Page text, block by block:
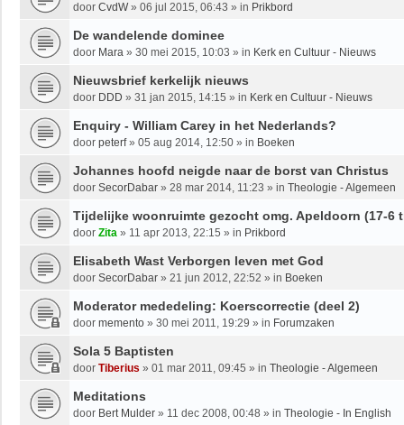
door CvdW» 06 jul 2015, 06:43 » in Prikbord
De wandelende dominee
door Mara » 30 mei 2015, 10:03 » in Kerk en Cultuur - Nieuws
Nieuwsbrief kerkelijk nieuws
door DDD » 31 jan 2015, 14:15 » in Kerk en Cultuur - Nieuws
Enquiry - William Carey in het Nederlands?
door peterf» 05 aug 2014, 12:50 » in Boeken
Johannes hoofd neigde naar de borst van Christus
door SecorDabar » 28 mar 2014, 11:23 » in Theologie - Algemeen
Tijdelijke woonruimte gezocht omg. Apeldoorn (17-6
door Zita » 11 apr 2013, 22:15 » in Prikbord
Elisabeth Wast Verborgen leven met God
door SecorDabar » 21 jun 2012, 22:52 » in Boeken
Moderator mededeling: Koerscorrectie (deel 2)
door memento » 30 mei 2011, 19:29 » in Forumzaken
Sola 5 Baptisten
door Tiberius » 01 mar 2011, 09:45 » in Theologie - Algemeen
Meditations
door Bert Mulder » 11 dec 2008, 00:48 » in Theologie - In English